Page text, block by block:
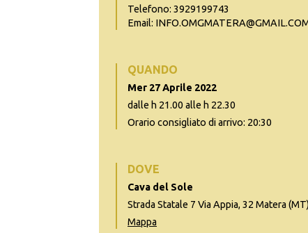
Telefono: 3929199743
Email:
QUANDO
Mer 27 Aprile 2022
dalle h 21.00 alle h 22.30
Orario consigliato di arrivo: 20:30
DOVE
Cava del Sole
Strada Statale 7 Via Appia, 32 Matera (MT)
Mappa